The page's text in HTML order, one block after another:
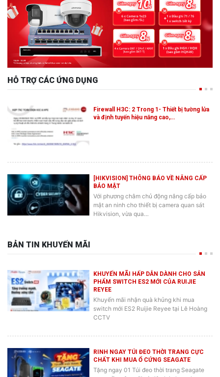
HỖ TRỢ CÁC ỨNG DỤNG
và định tuyến hiệu năng cao,…
BẢO MẬT
Với phương châm chủ động nâng cấp bảo
mật an ninh cho thiết bị camera quan sát
Hikvision, vừa qua…
BẢN TIN KHUYẾN MÃI
PHẨM SWITCH ES2 MỚI CỦA RUIJIE
REYEE
Khuyến mãi nhận quà khủng khi mua
switch mới ES2 Ruijie Reyee tại Lê Hoàng
CCTV
CHẤT KHI MUA Ổ CỨNG SEAGATE
Tặng ngay 01 Túi đeo thời trang Seagate
cực ngầu, rộng rãi và tiện lợi cho anh em